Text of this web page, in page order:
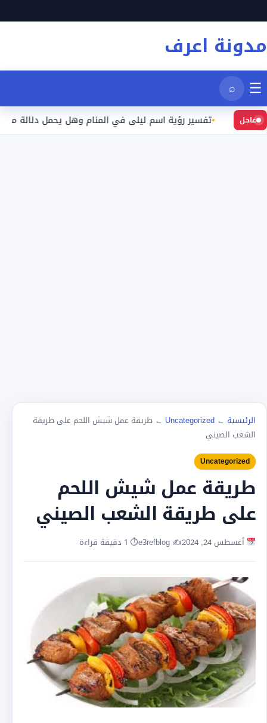
إلى
المحتوى
مدونة اعرف
☰
⌕
عاجل تفسير رؤية اسم ليلى في المنام وهل يحمل دلالة محددة؟
الرئيسية ←
Uncategorized
← طريقة عمل شيش اللحم على طريقة
الشعب الصيني
Uncategorized
طريقة عمل شيش اللحم
على طريقة الشعب الصيني
أغسطس 24, 2024 ✍️ e3refblog ⏱ 1 دقيقة قراءة